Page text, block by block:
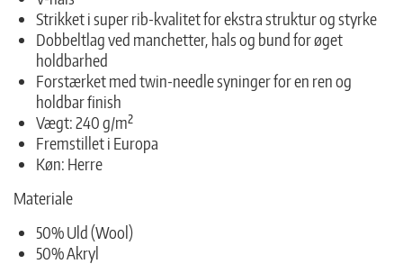
Strikket i super rib-kvalitet for ekstra struktur og styrke
Dobbeltlag ved manchetter, hals og bund for øget
holdbarhed
Forstærket med twin-needle syninger for en ren og
holdbar finish
Vægt: 240 g/m²
Fremstillet i Europa
Køn: Herre
Materiale
50% Uld (Wool)
50% Akryl